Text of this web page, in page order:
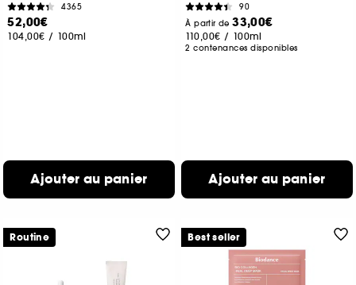
4365
52,00€
104,00€ / 100ml
Ajouter au panier
90
À partir de33,00€
110,00€ / 100ml
2 contenances disponibles
Ajouter au panier
Routine Best seller